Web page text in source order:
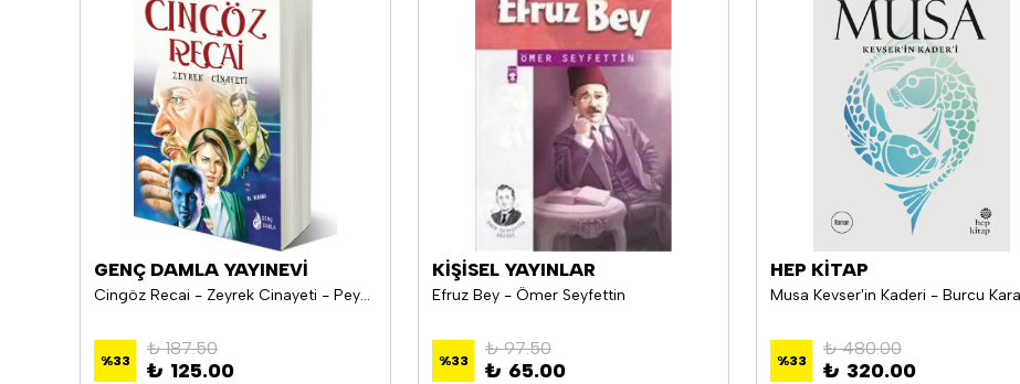
GENÇ DAMLA YAYINEVİ
Cingöz Recai - Zeyrek Cinayeti - Peyami Safa
%33
₺ 187.50
₺ 125.00
KİŞİSEL YAYINLAR
Efruz Bey - Ömer Seyfettin
%33
₺ 97.50
₺ 65.00
HEP KİTAP
%33
₺ 480.00
₺ 320.00